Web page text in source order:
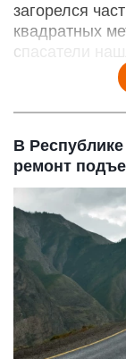
загорелся
квадратных
спасатели
В
ремонт